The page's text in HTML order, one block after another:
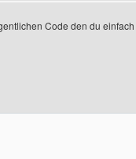
Code den du